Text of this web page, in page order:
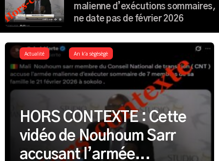
malienne d’exécutions sommaires,
ne date pas de février 2026
Actualité An k’a sègèsègè
HORS CONTEXTE : Cette
vidéo de Nouhoum Sarr
accusant l’armée...